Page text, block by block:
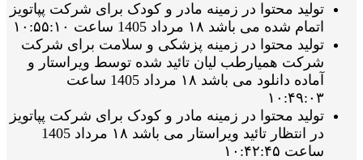
تولید محتوا در زمینه مادر و کودک برای شرکت پپاتویز
اتمام شده می باشد ۱۸ مرداد 1405 ساعت ۱۰:۵۵:۱۰
تولید محتوا در زمینه پزشکی و سلامت برای شرکت
شرکت همیارطب لیان تائید شده توسط ویراستار و
آماده دانلود می باشد ۱۸ مرداد 1405 ساعت
۱۰:۴۹:۰۳
تولید محتوا در زمینه مادر و کودک برای شرکت پپاتویز
در انتظار تائید ویراستار می باشد ۱۸ مرداد 1405
ساعت ۱۰:۴۲:۴۵